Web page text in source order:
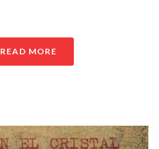
READ MORE